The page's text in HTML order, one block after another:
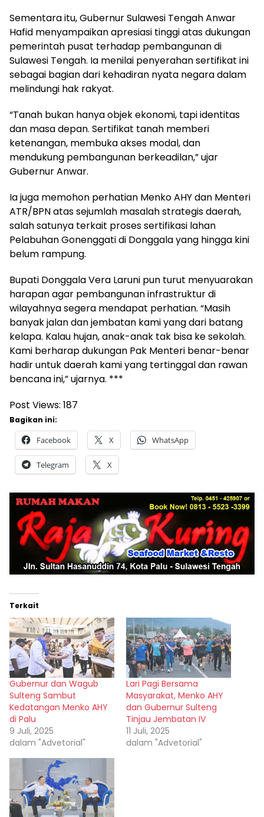
Sementara itu, Gubernur Sulawesi Tengah Anwar
Hafid menyampaikan apresiasi tinggi atas dukungan
pemerintah pusat terhadap pembangunan di
Sulawesi Tengah. Ia menilai penyerahan sertifikat ini
sebagai bagian dari kehadiran nyata negara dalam
melindungi hak rakyat.
“Tanah bukan hanya objek ekonomi, tapi identitas
dan masa depan. Sertifikat tanah memberi
ketenangan, membuka akses modal, dan
mendukung pembangunan berkeadilan,” ujar
Gubernur Anwar.
Ia juga memohon perhatian Menko AHY dan Menteri
ATR/BPN atas sejumlah masalah strategis daerah,
salah satunya terkait proses sertifikasi lahan
Pelabuhan Gonenggati di Donggala yang hingga kini
belum rampung.
Bupati Donggala Vera Laruni pun turut menyuarakan
harapan agar pembangunan infrastruktur di
wilayahnya segera mendapat perhatian. “Masih
banyak jalan dan jembatan kami yang dari batang
kelapa. Kalau hujan, anak-anak tak bisa ke sekolah.
Kami berharap dukungan Pak Menteri benar-benar
hadir untuk daerah kami yang tertinggal dan rawan
bencana ini,” ujarnya. ***
Post Views: 187
Bagikan ini:
Facebook X WhatsApp
Telegram X
Terkait
Gubernur dan Wagub
Sulteng Sambut
Kedatangan Menko AHY
di Palu
9 Juli, 2025
dalam "Advetorial"
Lari Pagi Bersama
Masyarakat, Menko AHY
dan Gubernur Sulteng
Tinjau Jembatan IV
11 Juli, 2025
dalam "Advetorial"